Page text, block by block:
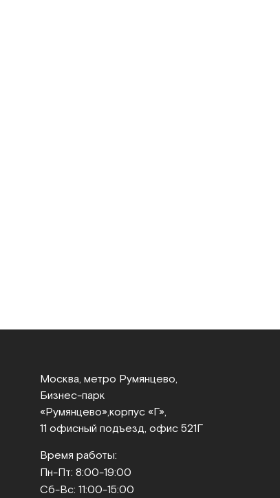
Москва, метро Румянцево,
Бизнес‑парк
«Румянцево», корпус «Г»,
11 офисный подъезд, офис 521Г
Время работы:
Пн-Пт: 8:00-19:00
Сб-Вс: 11:00-15:00